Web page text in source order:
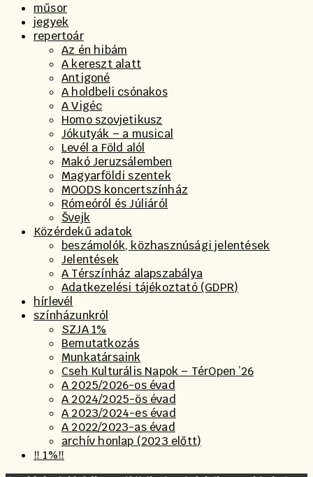
műsor
jegyek
repertoár
Az én hibám
A kereszt alatt
Antigoné
A holdbeli csónakos
A Vigéc
Homo szovjetikusz
Jókutyák – a musical
Levél a Föld alól
Makó Jeruzsálemben
Magyarföldi szentek
MOODS koncertszínház
Rómeóról és Júliáról
Švejk
Közérdekű adatok
beszámolók, közhasznúsági jelentések
Jelentések
A Térszínház alapszabálya
Adatkezelési tájékoztató (GDPR)
hírlevél
színházunkról
SZJA 1%
Bemutatkozás
Munkatársaink
Cseh Kulturális Napok – TérOpen ’26
A 2025/2026-os évad
A 2024/2025-ös évad
A 2023/2024-es évad
A 2022/2023-as évad
archív honlap (2023 előtt)
‼️ 1%‼️